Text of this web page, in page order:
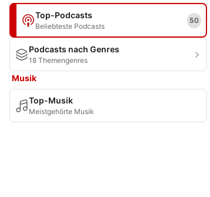
Top-Podcasts
Beliebteste Podcasts
50
Podcasts nach Genres
18 Themengenres
Musik
Top-Musik
Meistgehörte Musik